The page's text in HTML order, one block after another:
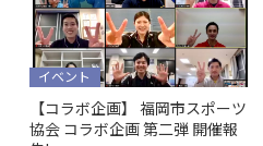
イベント
【コラボ企画】 福岡市スポーツ
協会 コラボ企画 第二弾 開催報